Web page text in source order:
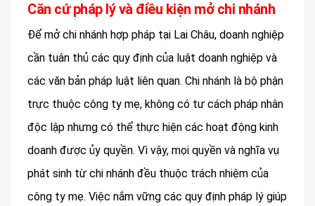
Căn cứ pháp lý và điều kiện mở chi nhánh
Để mở chi nhánh hợp pháp tại Lai Châu, doanh nghiệp
cần tuân thủ các quy định của luật doanh nghiệp và
các văn bản pháp luật liên quan. Chi nhánh là bộ phận
trực thuộc công ty mẹ, không có tư cách pháp nhân
độc lập nhưng có thể thực hiện các hoạt động kinh
doanh được ủy quyền. Vì vậy, mọi quyền và nghĩa vụ
phát sinh từ chi nhánh đều thuộc trách nhiệm của
công ty mẹ. Việc nắm vững các quy định pháp lý giúp